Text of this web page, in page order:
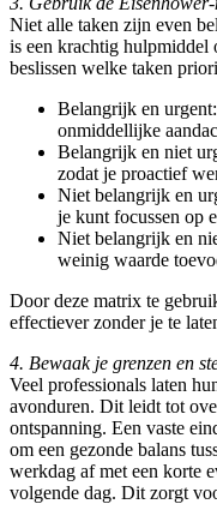
Niet alle taken zijn even
is een krachtig hulpmiddel
beslissen welke taken
Belangrijk en
onmiddellijke
Belangrijk en niet
zodat je proactief
Niet belangrijk en
je kunt focussen op
Niet belangrijk en
weinig waarde
Door deze matrix te
effectiever zonder je te
4. Bewaak je grenzen en
Veel professionals laten
avonduren. Dit leidt tot
ontspanning. Een vaste
om een gezonde balans
werkdag af met een korte
volgende dag. Dit zorgt